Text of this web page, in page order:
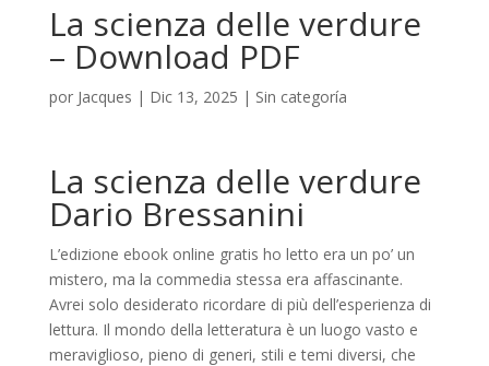
La scienza delle verdure
– Download PDF
por Jacques | Dic 13, 2025 | Sin categoría
La scienza delle verdure
Dario Bressanini
L’edizione ebook online gratis ho letto era un po’ un
mistero, ma la commedia stessa era affascinante.
Avrei solo desiderato ricordare di più dell’esperienza di
lettura. Il mondo della letteratura è un luogo vasto e
meraviglioso, pieno di generi, stili e temi diversi, che